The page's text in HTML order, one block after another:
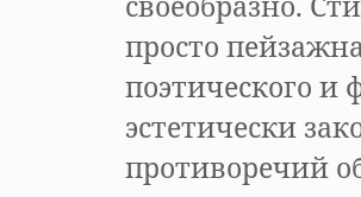
просто
поэтического и
эстетически
противоречий